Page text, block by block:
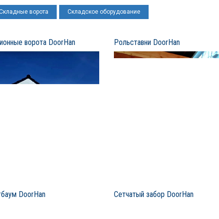
ворота Складское оборудование
ворота DoorHan Рольставни DoorHan
DoorHan Сетчатый забор DoorHan